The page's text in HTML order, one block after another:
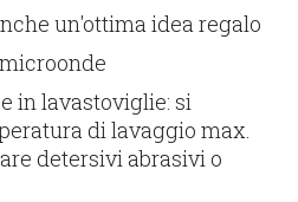
un'ottima idea regalo
in lavastoviglie:si
di lavaggio max.
detersivi abrasivi o